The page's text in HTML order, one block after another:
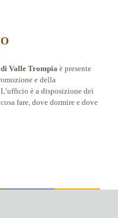
Valle Trompia è presente
e della
è a disposizione dei
fare, dove dormire e dove